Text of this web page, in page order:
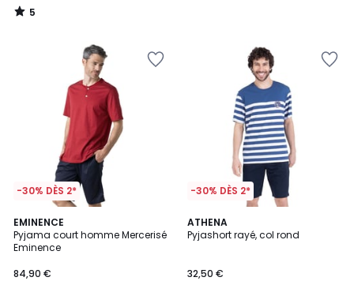
5
/
-30% DÈS 2*
EMINENCE
Pyjama court homme Mercerisé
Eminence
84,90 €
-30% DÈS 2*
ATHENA
Pyjashort rayé, col rond
32,50 €